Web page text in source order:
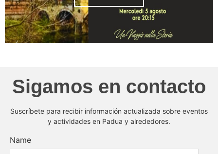
Sigamos en contacto
Suscríbete para recibir información actualizada sobre eventos
y actividades en Padua y alrededores.
Name